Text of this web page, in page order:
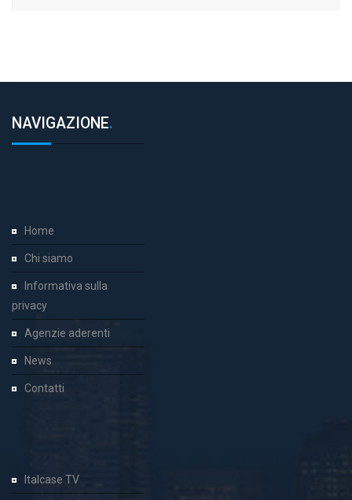
NAVIGAZIONE.
Home
Chi siamo
Informativa sulla
privacy
Agenzie aderenti
News
Contatti
Italcase TV